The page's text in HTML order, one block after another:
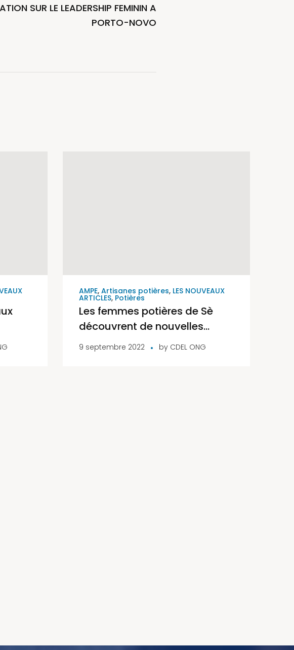
SUR LE LEADERSHIP FEMININ A
PORTO-NOVO
AMPE, Artisanes potières, LES NOUVEAUX
ARTICLES, Potières
Les femmes potières de Sè
découvrent de nouvelles
techniques de production
9 septembre 2022 by CDEL ONG